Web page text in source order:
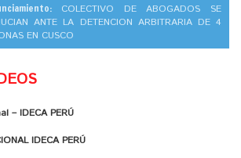
COLECTIVO DE ABOGADOS SE
ANTE LA DETENCION ARBITRARIA DE 4
EN CUSCO
– IDECA PERÚ
IDECA PERÚ